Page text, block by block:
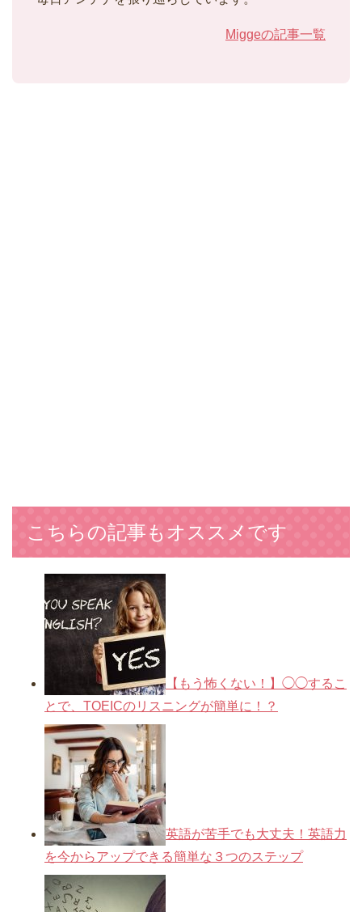
Miggeの記事一覧
こちらの記事もオススメです
【もう怖くない！】◯◯するこ
とで、TOEICのリスニングが簡単に！？
英語が苦手でも大丈夫！英語力
を今からアップできる簡単な３つのステップ